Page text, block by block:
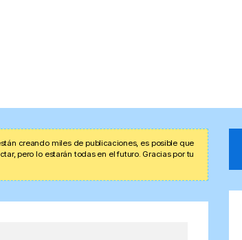
creando miles de publicaciones, es posible que
pero lo estarán todas en el futuro. Gracias por tu